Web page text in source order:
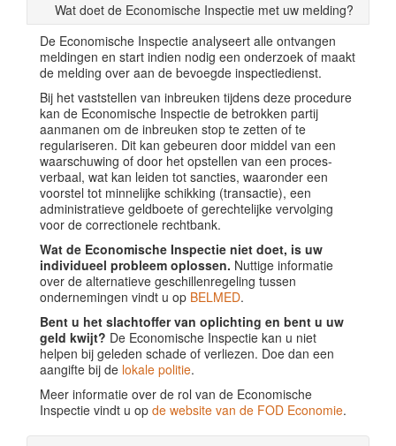
Wat doet de Economische Inspectie met uw melding?
De Economische Inspectie analyseert alle ontvangen
meldingen en start indien nodig een onderzoek of maakt
de melding over aan de bevoegde inspectiedienst.
Bij het vaststellen van inbreuken tijdens deze procedure
kan de Economische Inspectie de betrokken partij
aanmanen om de inbreuken stop te zetten of te
regulariseren. Dit kan gebeuren door middel van een
waarschuwing of door het opstellen van een proces-
verbaal, wat kan leiden tot sancties, waaronder een
voorstel tot minnelijke schikking (transactie), een
administratieve geldboete of gerechtelijke vervolging
voor de correctionele rechtbank.
Wat de Economische Inspectie niet doet, is uw
individueel probleem oplossen. Nuttige informatie
over de alternatieve geschillenregeling tussen
ondernemingen vindt u op BELMED.
Bent u het slachtoffer van oplichting en bent u uw
geld kwijt? De Economische Inspectie kan u niet
helpen bij geleden schade of verliezen. Doe dan een
aangifte bij de lokale politie.
Meer informatie over de rol van de Economische
Inspectie vindt u op de website van de FOD Economie.